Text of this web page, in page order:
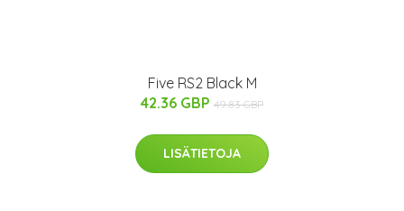
Five RS2 Black M
42.36 GBP 49.83 GBP
LISÄTIETOJA